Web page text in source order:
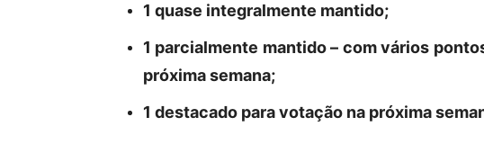
1 quase integralmente mantido;
1 parcialmente mantido – com vários
próxima semana;
1 destacado para votação na próxima